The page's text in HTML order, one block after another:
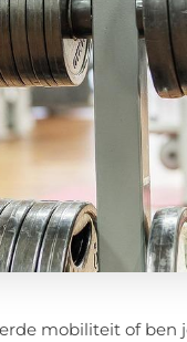
mobiliteit of ben